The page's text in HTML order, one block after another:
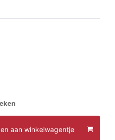
aan winkelwagentje